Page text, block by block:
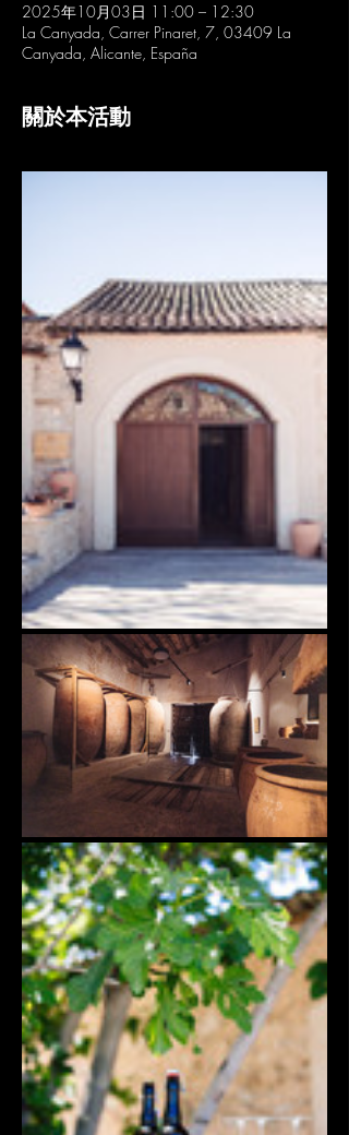
2025年10月03日 11:00 – 12:30
La Canyada, Carrer Pinaret, 7, 03409 La
Canyada, Alicante, España
關於本活動